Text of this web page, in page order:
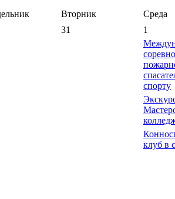
Вторник
Среда
31
1
спорту
клуб в